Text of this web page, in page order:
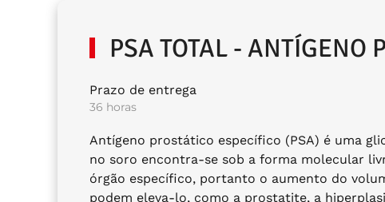
PSA TOTAL - ANTÍGENO
Prazo de entrega
36 horas
Antígeno prostático específico (PSA) é uma
no soro encontra-se sob a forma molecular
órgão específico, portanto o aumento do
podem eleva-lo, como a prostatite, a